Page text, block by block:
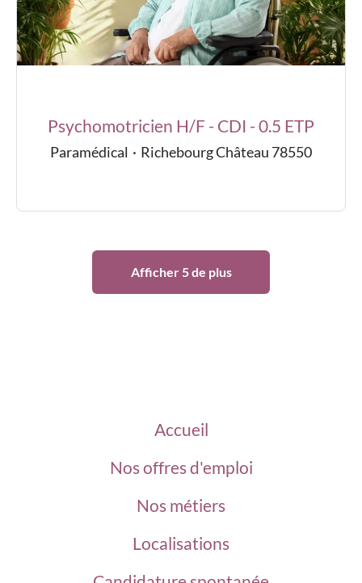
Psychomotricien H/F - CDI - 0.5 ETP
Paramédical · Richebourg Château 78550
Afficher 5 de plus
Accueil
Nos offres d'emploi
Nos métiers
Localisations